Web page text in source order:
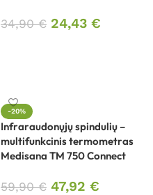
34,90€ 24,43 €
-20%
Infraraudonųjų spindulių –
multifunkcinis termometras
Medisana TM 750 Connect
59,90€ 47,92 €